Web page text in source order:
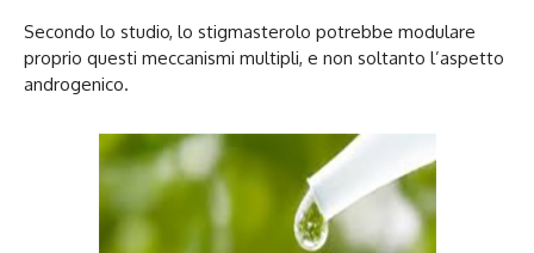
Secondo lo studio, lo stigmasterolo potrebbe modulare
proprio questi meccanismi multipli, e non soltanto l’aspetto
androgenico.